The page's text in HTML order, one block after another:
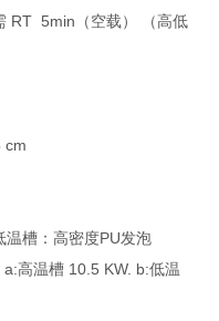
RT 5min（空载） （高低
槽：高密度PU发泡
高温槽 10.5 KW. b:低温